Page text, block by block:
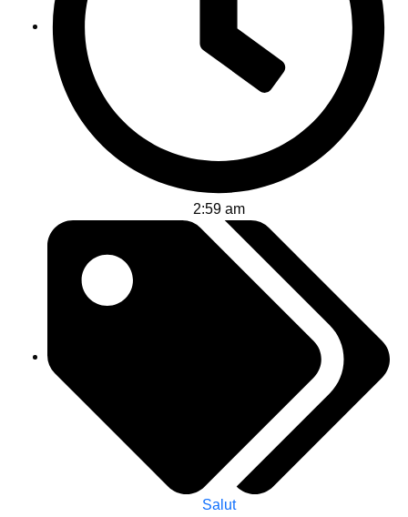
2:59 am
Salut